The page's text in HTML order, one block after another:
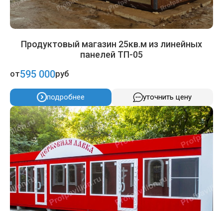
Продуктовый магазин 25кв.м из линейных
панелей ТП-05
от595 000руб
подробнее уточнить цену